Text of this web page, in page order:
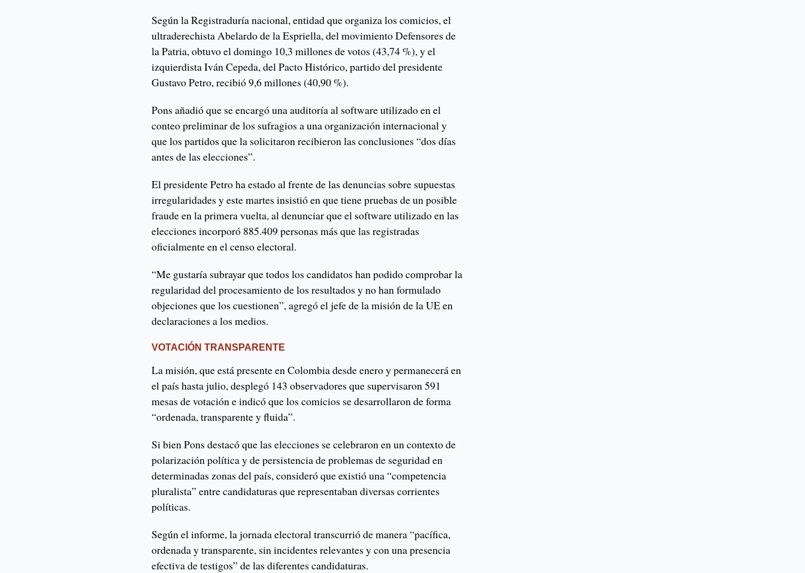
Según la Registraduría nacional, entidad que organiza los comicios, el
ultraderechista Abelardo de la Espriella, del movimiento Defensores de
la Patria, obtuvo el domingo 10,3 millones de votos (43,74 %), y el
izquierdista Iván Cepeda, del Pacto Histórico, partido del presidente
Gustavo Petro, recibió 9,6 millones (40,90 %).
Pons añadió que se encargó una auditoría al software utilizado en el
conteo preliminar de los sufragios a una organización internacional y
que los partidos que la solicitaron recibieron las conclusiones “dos días
antes de las elecciones”.
El presidente Petro ha estado al frente de las denuncias sobre supuestas
irregularidades y este martes insistió en que tiene pruebas de un posible
fraude en la primera vuelta, al denunciar que el software utilizado en las
elecciones incorporó 885.409 personas más que las registradas
oficialmente en el censo electoral.
“Me gustaría subrayar que todos los candidatos han podido comprobar la
regularidad del procesamiento de los resultados y no han formulado
objeciones que los cuestionen”, agregó el jefe de la misión de la UE en
declaraciones a los medios.
VOTACIÓN TRANSPARENTE
La misión, que está presente en Colombia desde enero y permanecerá en
el país hasta julio, desplegó 143 observadores que supervisaron 591
mesas de votación e indicó que los comicios se desarrollaron de forma
“ordenada, transparente y fluida”.
Si bien Pons destacó que las elecciones se celebraron en un contexto de
polarización política y de persistencia de problemas de seguridad en
determinadas zonas del país, consideró que existió una “competencia
pluralista” entre candidaturas que representaban diversas corrientes
políticas.
Según el informe, la jornada electoral transcurrió de manera “pacífica,
ordenada y transparente, sin incidentes relevantes y con una presencia
efectiva de testigos” de las diferentes candidaturas.